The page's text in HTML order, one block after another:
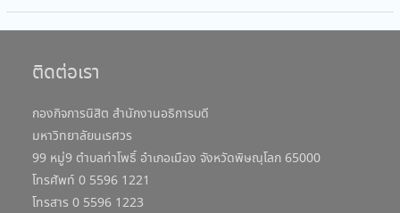
ติดต่อเรา
กองกิจการนิสิต สำนักงานอธิการบดี
มหาวิทยาลัยนเรศวร
99 หมู่9 ตำบลท่าโพธิ์ อำเภอเมือง จังหวัดพิษณุโลก 65000
โทรศัพท์ 0 5596 1221
โทรสาร 0 5596 1223